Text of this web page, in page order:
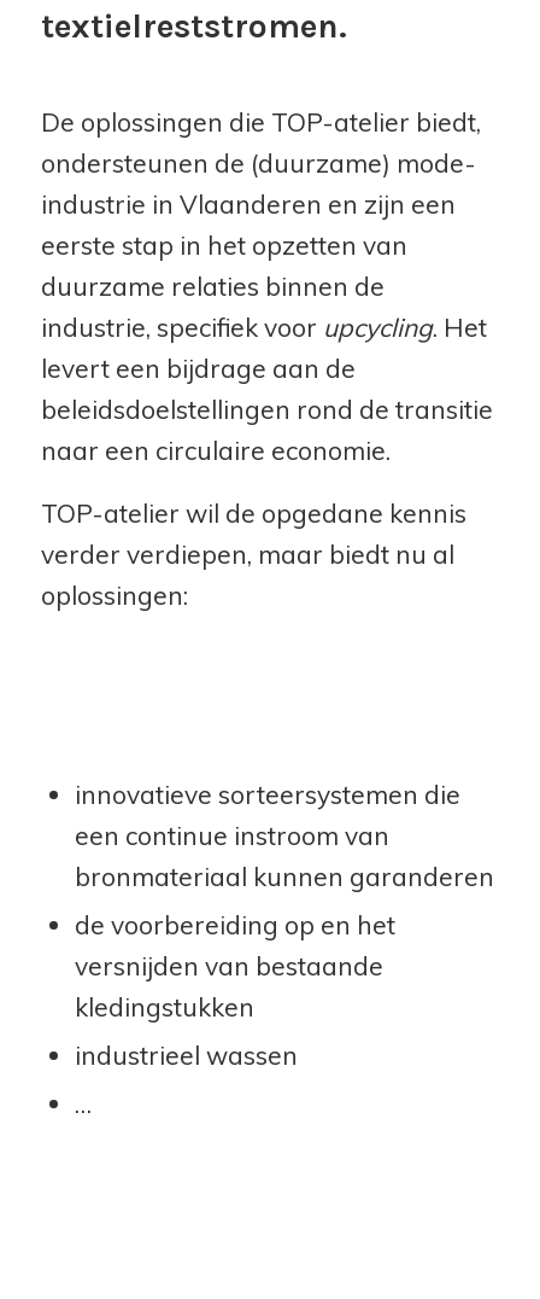
textielreststromen.
De oplossingen die TOP-atelier biedt,
ondersteunen de (duurzame) mode-
industrie in Vlaanderen en zijn een
eerste stap in het opzetten van
duurzame relaties binnen de
industrie, specifiek voor upcycling. Het
levert een bijdrage aan de
beleidsdoelstellingen rond de transitie
naar een circulaire economie.
TOP-atelier wil de opgedane kennis
verder verdiepen, maar biedt nu al
oplossingen:
innovatieve sorteersystemen die
een continue instroom van
bronmateriaal kunnen garanderen
de voorbereiding op en het
versnijden van bestaande
kledingstukken
industrieel wassen
…